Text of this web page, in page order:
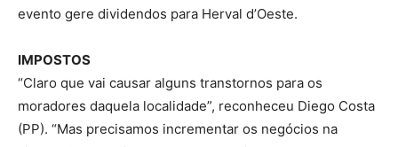
evento gere dividendos para Herval d’Oeste.
IMPOSTOS
“Claro que vai causar alguns transtornos para os
moradores daquela localidade”, reconheceu Diego Costa
(PP). “Mas precisamos incrementar os negócios na